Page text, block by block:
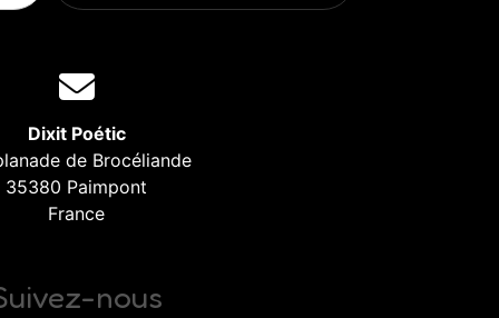
Dixit Poétic
de Brocéliande
35380 Paimpont
France
nous